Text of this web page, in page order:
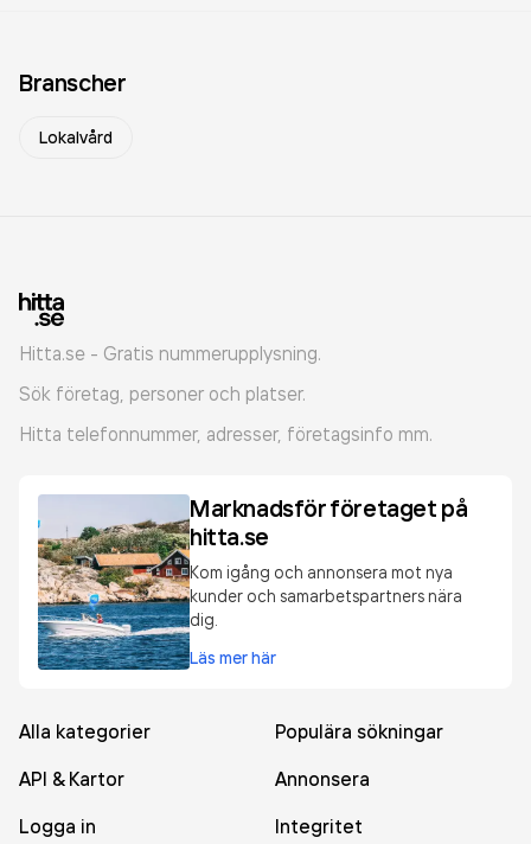
Branscher
Lokalvård
Hitta.se - Gratis nummerupplysning.
Sök företag, personer och platser.
Hitta telefonnummer, adresser, företagsinfo mm.
Marknadsför företaget på
hitta.se
Kom igång och annonsera mot nya
kunder och samarbetspartners nära
dig.
Läs mer här
Alla kategorier
Populära sökningar
API & Kartor
Annonsera
Logga in
Integritet